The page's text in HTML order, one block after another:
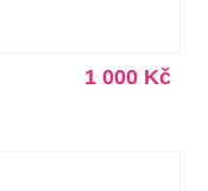
1 000 Kč